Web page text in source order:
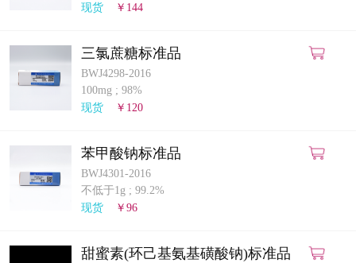
现货
￥144
三氯蔗糖标准品
BWJ4298-2016
100mg ; 98%
现货
￥120
苯甲酸钠标准品
BWJ4301-2016
不低于1g ; 99.2%
现货
￥96
甜蜜素(环己基氨基磺酸钠)标准品